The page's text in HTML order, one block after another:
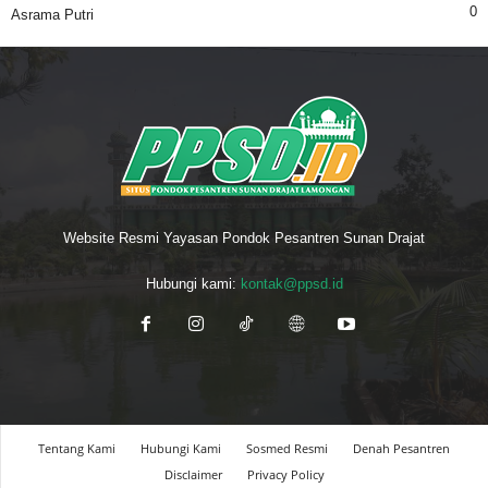
Asrama Putri 0
Website Resmi Yayasan Pondok Pesantren Sunan Drajat
Hubungi kami: kontak@ppsd.id
Tentang Kami Hubungi Kami Sosmed Resmi
Denah Pesantren
Disclaimer
Privacy Policy